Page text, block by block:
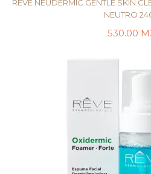
REVE NEUDERMIC GENTLE SKIN
NEUTRO
530.00